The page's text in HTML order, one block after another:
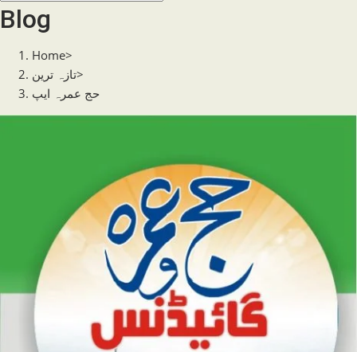
search
this
website
Blog
Home>
تازہ ترین>
حج عمرہ ایپ